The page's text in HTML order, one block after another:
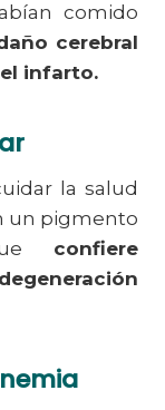
comido
cerebral
infarto.
la salud
un pigmento
confiere